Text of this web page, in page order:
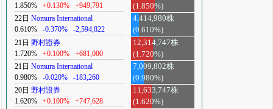
1.850%
+0.130% +949,791
(1.850%)
22日 Nomura International
0.610%
-0.370% -2,594,822
4,414,980株
(0.610%)
21日 野村證券
1.720%
+0.100% +681,000
12,314,747株
(1.720%)
21日 Nomura International
0.980%
-0.020% -183,260
7,009,802株
(0.980%)
20日 野村證券
1.620%
+0.100% +747,628
11,633,747株
(1.620%)